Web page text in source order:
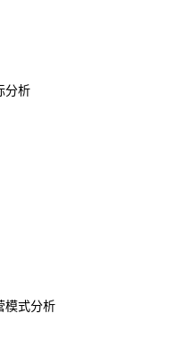
分析
模式分析